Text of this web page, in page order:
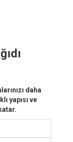
daha
yapısı ve